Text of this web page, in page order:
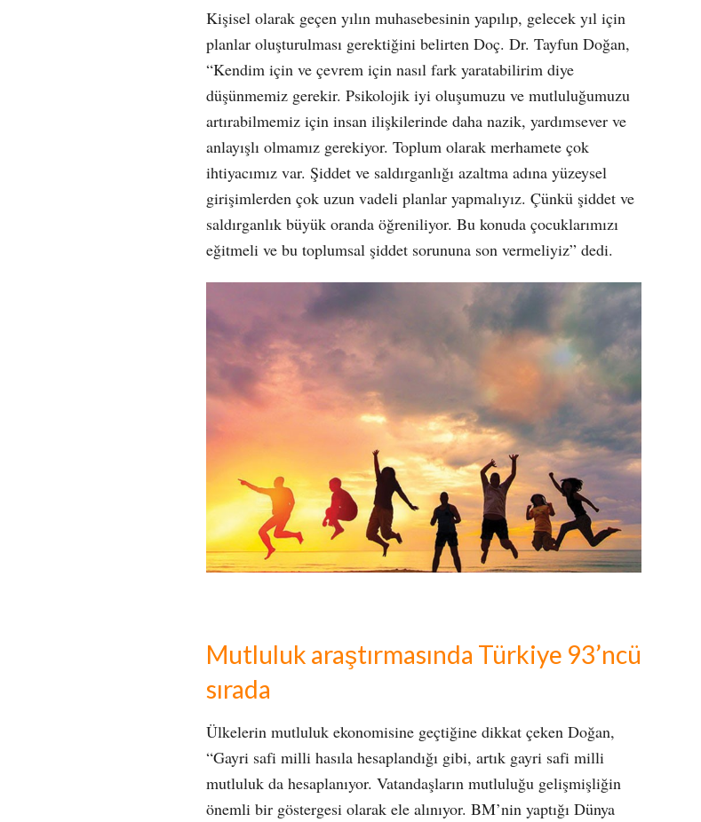
Kişisel olarak geçen yılın muhasebesinin yapılıp, gelecek yıl için
planlar oluşturulması gerektiğini belirten Doç. Dr. Tayfun Doğan,
“Kendim için ve çevrem için nasıl fark yaratabilirim diye
düşünmemiz gerekir. Psikolojik iyi oluşumuzu ve mutluluğumuzu
artırabilmemiz için insan ilişkilerinde daha nazik, yardımsever ve
anlayışlı olmamız gerekiyor. Toplum olarak merhamete çok
ihtiyacımız var. Şiddet ve saldırganlığı azaltma adına yüzeysel
girişimlerden çok uzun vadeli planlar yapmalıyız. Çünkü şiddet ve
saldırganlık büyük oranda öğreniliyor. Bu konuda çocuklarımızı
eğitmeli ve bu toplumsal şiddet sorununa son vermeliyiz” dedi.
Mutluluk araştırmasında Türkiye 93’ncü
sırada
Ülkelerin mutluluk ekonomisine geçtiğine dikkat çeken Doğan,
“Gayri safi milli hasıla hesaplandığı gibi, artık gayri safi milli
mutluluk da hesaplanıyor. Vatandaşların mutluluğu gelişmişliğin
önemli bir göstergesi olarak ele alınıyor. BM’nin yaptığı Dünya